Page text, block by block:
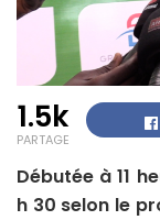
1.5k
PARTAGE
Débutée à 11
h 30 selon le